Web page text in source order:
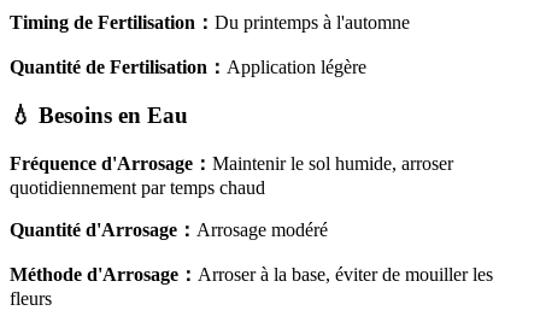
Timing de Fertilisation ： Du printemps à l'automne
Quantité de Fertilisation ： Application légère
💧 Besoins en Eau
Fréquence d'Arrosage ： Maintenir le sol humide, arroser
quotidiennement par temps chaud
Quantité d'Arrosage ： Arrosage modéré
Méthode d'Arrosage ： Arroser à la base, éviter de mouiller les
fleurs